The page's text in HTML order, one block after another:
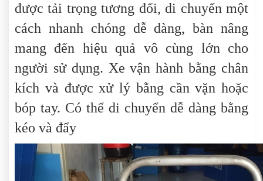
được tải trọng tương đối, di chuyển một
cách nhanh chóng dễ dàng, bàn nâng
mang đến hiệu quả vô cùng lớn cho
người sử dụng. Xe vận hành bằng chân
kích và được xử lý bằng cần vặn hoặc
bóp tay. Có thể di chuyển dễ dàng bằng
kéo và đẩy